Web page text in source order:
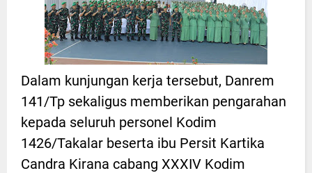
Dalam kunjungan kerja tersebut, Danrem
141/Tp sekaligus memberikan pengarahan
kepada seluruh personel Kodim
1426/Takalar beserta ibu Persit Kartika
Candra Kirana cabang XXXIV Kodim